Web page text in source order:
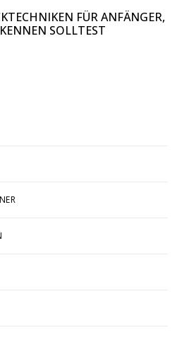
FÜR ANFÄNGER,
SOLLTEST